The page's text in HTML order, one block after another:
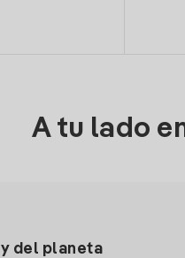
A tu lado
y del planeta